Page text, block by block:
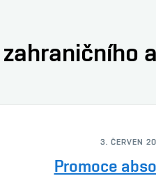
3. ČERVEN
Promoce